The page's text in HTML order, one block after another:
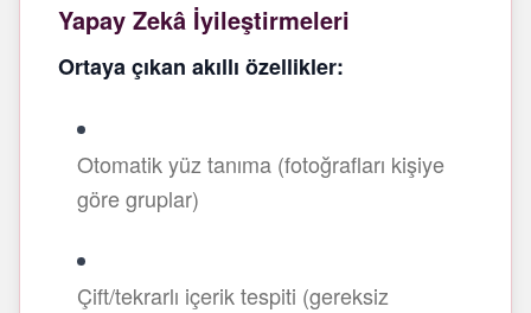
Yapay Zekâ İyileştirmeleri
Ortaya çıkan akıllı özellikler:
Otomatik yüz tanıma (fotoğrafları kişiye
göre gruplar)
Çift/tekrarlı içerik tespiti (gereksiz